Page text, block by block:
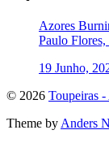
Azores
Paulo
19 Junho,
To
top
© 2026 Toupeiras -
Theme byAnders